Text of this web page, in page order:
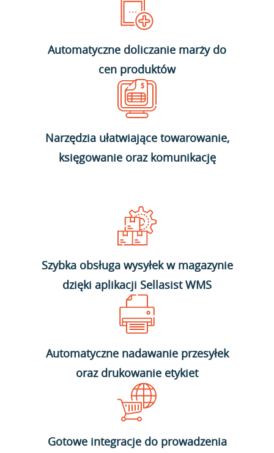
Automatyczne doliczanie marży do
cen produktów
Narzędzia ułatwiające towarowanie,
księgowanie oraz komunikację
Szybka obsługa wysyłek w magazynie
dzięki aplikacji Sellasist WMS
Automatyczne nadawanie przesyłek
oraz drukowanie etykiet
Gotowe integracje do prowadzenia